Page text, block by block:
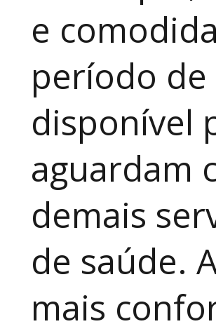
e
período
disponível
aguardam
demais
de saúde.
mais